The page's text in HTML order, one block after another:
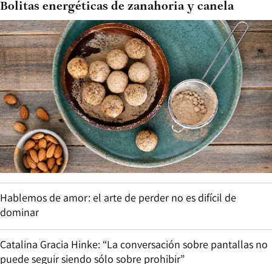
Bolitas energéticas de zanahoria y canela
Hablemos de amor: el arte de perder no es difícil de
dominar
Catalina Gracia Hinke: “La conversación sobre pantallas no
puede seguir siendo sólo sobre prohibir”